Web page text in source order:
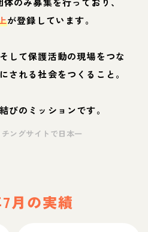
が登録しています。
して保護活動の現場をつな
される社会をつくること。
びのミッションです。
ングサイトで日本一
月の実績